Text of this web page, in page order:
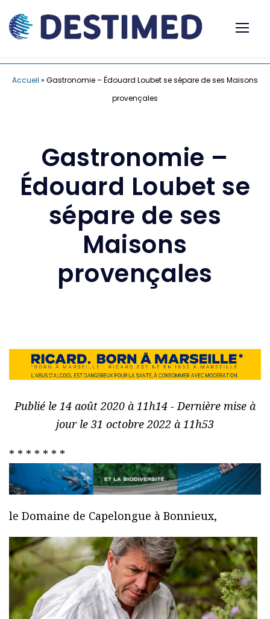
Accueil » Gastronomie – Édouard Loubet se sépare de ses Maisons
provençales
Gastronomie –
Édouard Loubet se
sépare de ses
Maisons
provençales
Publié le 14 août 2020 à 11h14 - Dernière mise à
jour le 31 octobre 2022 à 11h53
* * * * * * *
le Domaine de Capelongue à Bonnieux,